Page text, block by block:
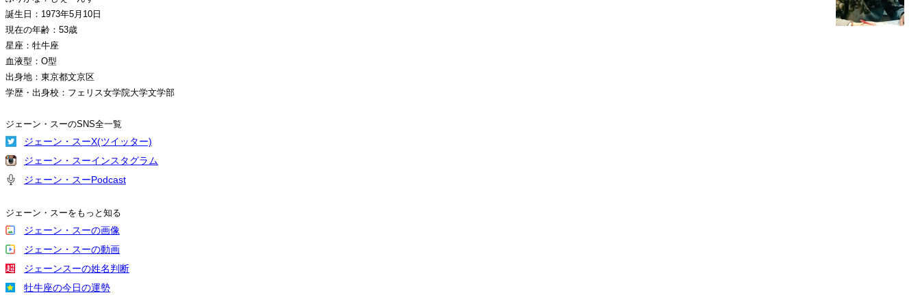
誕生日：1973年5月10日
現在の年齢：53歳
星座：牡牛座
血液型：O型
出身地：東京都文京区
学歴・出身校：フェリス女学院大学文学部
ジェーン・スーのSNS全一覧
ジェーン・スーX(ツイッター)
ジェーン・スーインスタグラム
ジェーン・スーPodcast
ジェーン・スーをもっと知る
ジェーン・スーの画像
ジェーン・スーの動画
ジェーンスーの姓名判断
牡牛座の今日の運勢